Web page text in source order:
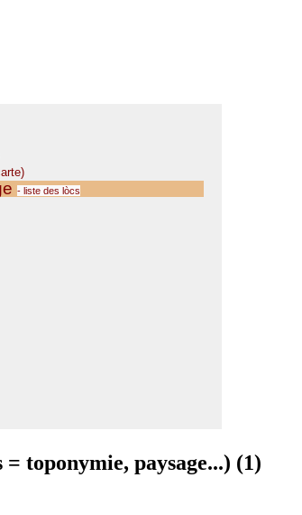
toponymie, paysage...) (1)